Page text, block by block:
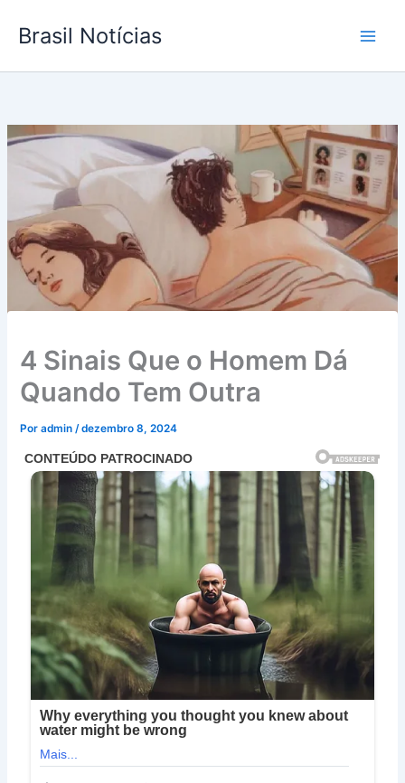
para
conteúdo
Brasil Notícias
4 Sinais Que o Homem Dá
Quando Tem Outra
Poradmin /dezembro 8, 2024